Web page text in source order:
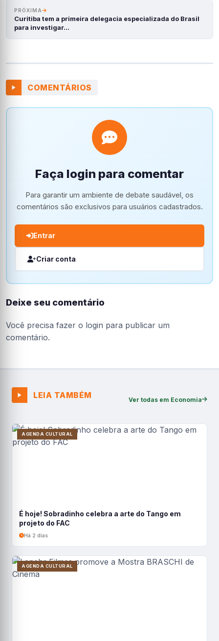
PRÓXIMA
Curitiba tem a primeira delegacia especializada do Brasil
para investigar…
COMENTÁRIOS
Faça login para comentar
Para garantir um ambiente de debate saudável, os
comentários são exclusivos para usuários cadastrados.
Entrar
Criar conta
Deixe seu comentário
Você precisa fazer o login para publicar um
comentário.
LEIA TAMBÉM Ver todas em Economia
AGENDA CULTURAL
É hoje! Sobradinho celebra a arte do Tango em
projeto do FAC
Há 2 dias
AGENDA CULTURAL